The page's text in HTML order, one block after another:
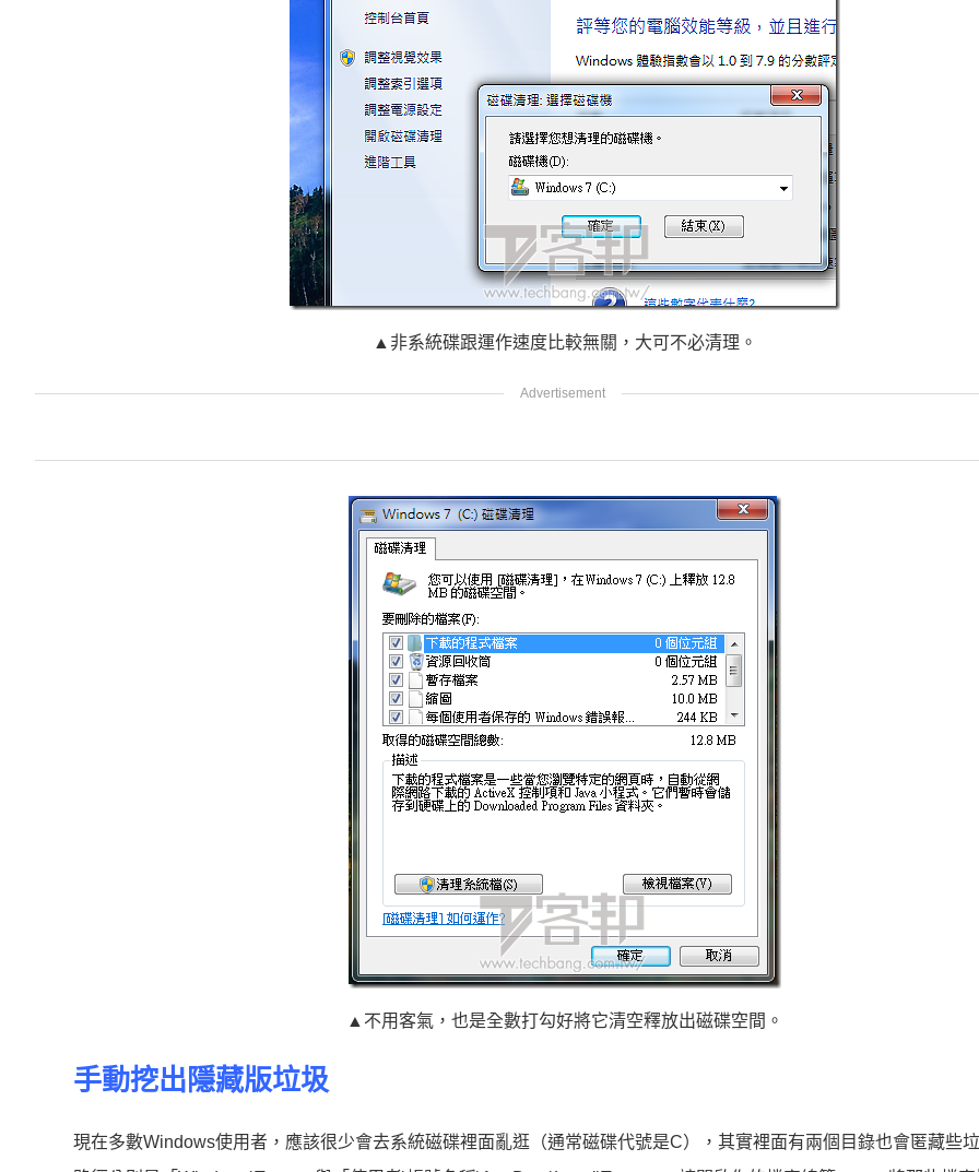
▲非系統碟跟運作速度比較無關，大可不必清理。
▲不用客氣，也是全數打勾好將它清空釋放出磁碟空間。
手動挖出隱藏版垃圾
現在多數Windows使用者，應該很少會去系統磁碟裡面亂逛（通常磁碟代號是C），其實裡面有兩個目錄也會匿藏些垃